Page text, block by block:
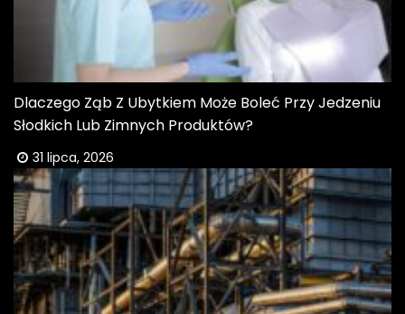
Dlaczego Ząb Z Ubytkiem Może Boleć Przy Jedzeniu
Słodkich Lub Zimnych Produktów?
31 lipca, 2026